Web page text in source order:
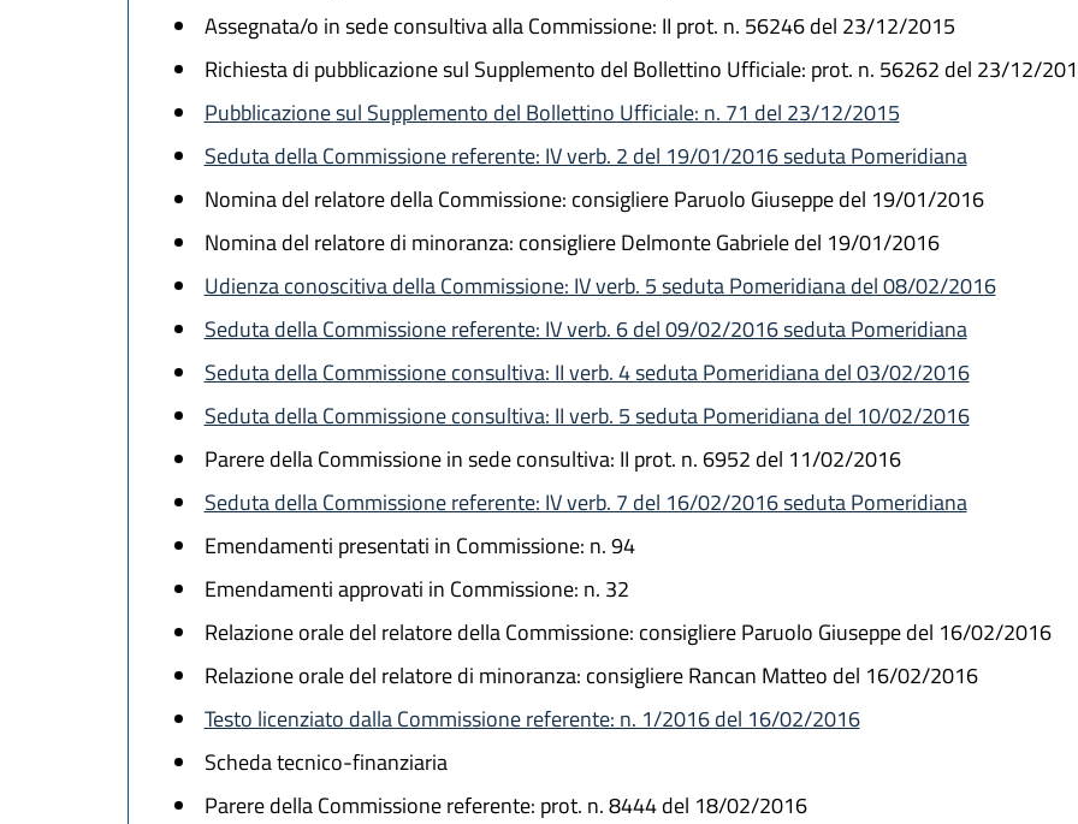
Assegnata/o in sede consultiva alla Commissione: II prot. n. 56246 del 23/12/2015
Richiesta di pubblicazione sul Supplemento del Bollettino Ufficiale: prot. n. 56262 del 23/12/
Pubblicazione sul Supplemento del Bollettino Ufficiale: n. 71 del 23/12/2015
Seduta della Commissione referente: IV verb. 2 del 19/01/2016 seduta Pomeridiana
Nomina del relatore della Commissione: consigliere Paruolo Giuseppe del 19/01/2016
Nomina del relatore di minoranza: consigliere Delmonte Gabriele del 19/01/2016
Udienza conoscitiva della Commissione: IV verb. 5 seduta Pomeridiana del 08/02/2016
Seduta della Commissione referente: IV verb. 6 del 09/02/2016 seduta Pomeridiana
Seduta della Commissione consultiva: II verb. 4 seduta Pomeridiana del 03/02/2016
Seduta della Commissione consultiva: II verb. 5 seduta Pomeridiana del 10/02/2016
Parere della Commissione in sede consultiva: II prot. n. 6952 del 11/02/2016
Seduta della Commissione referente: IV verb. 7 del 16/02/2016 seduta Pomeridiana
Emendamenti presentati in Commissione: n. 94
Emendamenti approvati in Commissione: n. 32
Relazione orale del relatore della Commissione: consigliere Paruolo Giuseppe del 16/02/2016
Relazione orale del relatore di minoranza: consigliere Rancan Matteo del 16/02/2016
Testo licenziato dalla Commissione referente: n. 1/2016 del 16/02/2016
Scheda tecnico-finanziaria
Parere della Commissione referente: prot. n. 8444 del 18/02/2016